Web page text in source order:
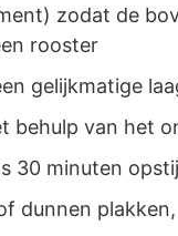
zodat de
rooster
gelijkmatige
behulp van het
30 minuten
dunnen